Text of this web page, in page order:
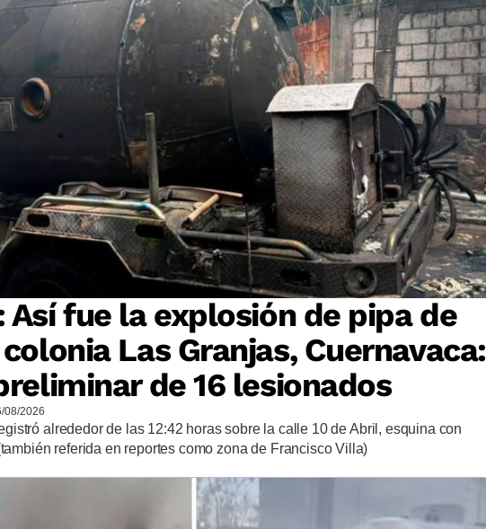
Así fue la explosión de pipa de
Las Granjas, Cuernavaca:
de 16 lesionados
08/2026
alrededor de las 12:42 horas sobre la calle 10 de Abril, esquina con
referida en reportes como zona de Francisco Villa)